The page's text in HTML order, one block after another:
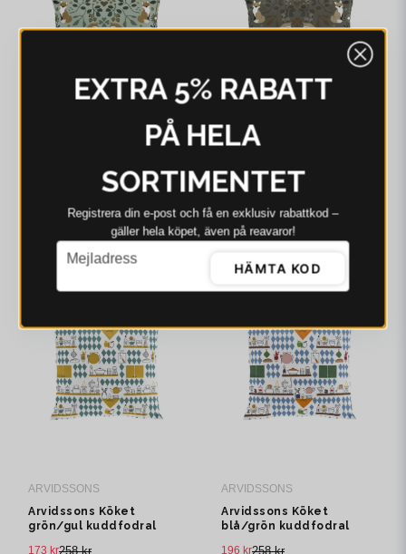
Arvidssons Rävstigen
grön kuddfodral
I webblager - 4-8 dagar
ARVIDSSONS
Arvidssons Rävstigen
brun kuddfodral
258 kr
187 kr
I webblager - 4-8 dagar
ARVIDSSONS
Arvidssons Köket
grön/gul kuddfodral
258 kr
173 kr
-33%
ARVIDSSONS
Arvidssons Köket
blå/grön kuddfodral
258 kr
196 kr
EXTRA 5% RABATT
PÅ HELA
SORTIMENTET
Registrera din e‑post och få en exklusiv rabattkod –
gäller hela köpet, även på reavaror!
email
Mejladress
HÄMTA KOD